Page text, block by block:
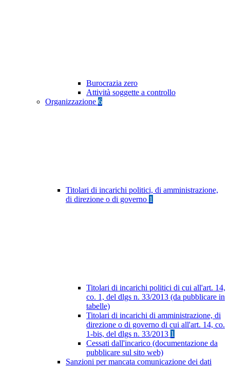
Burocrazia zero
Attività soggette a controllo
Organizzazione 6
Titolari di incarichi politici, di amministrazione,
di direzione o di governo 1
Titolari di incarichi politici di cui all'art. 14,
co. 1, del dlgs n. 33/2013 (da pubblicare in
tabelle)
Titolari di incarichi di amministrazione, di
direzione o di governo di cui all'art. 14, co.
1-bis, del dlgs n. 33/2013 1
Cessati dall'incarico (documentazione da
pubblicare sul sito web)
Sanzioni per mancata comunicazione dei dati